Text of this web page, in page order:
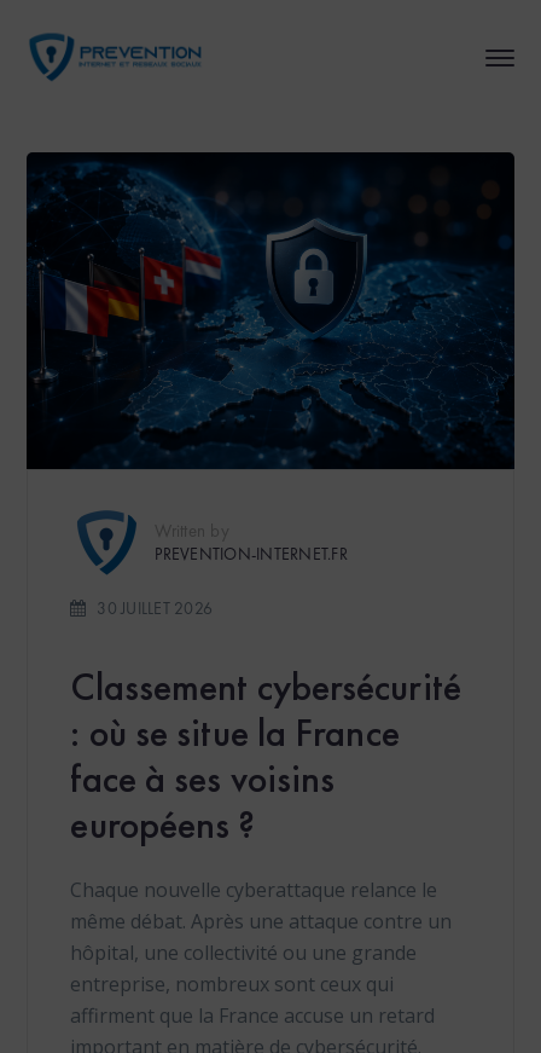
PREVENTION-INTERNET.FR
30 JUILLET 2026
Classement cybersécurité
: où se situe la France
face à ses voisins
européens ?
Chaque nouvelle cyberattaque relance le
même débat. Après une attaque contre un
hôpital, une collectivité ou une grande
entreprise, nombreux sont ceux qui
affirment que la France accuse un retard
important en matière de cybersécurité.